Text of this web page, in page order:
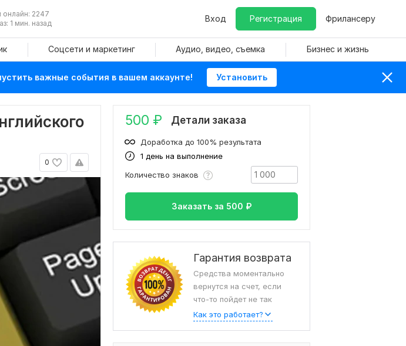
онлайн: 2247
1 мин. назад
Вход Регистрация Фрилансеру
Соцсети и маркетинг Аудио, видео, съемка Бизнес и жизнь
важные события в вашем аккаунте! Установить
0
500 ₽ Детали заказа
1 день на выполнение
Доработка до 100% результата
Количество знаков
Заказать за 500 ₽
Гарантия возврата
Средства моментально
вернутся на счет, если
что-то пойдет не так
Как это работает?